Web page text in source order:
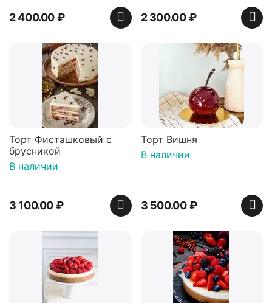
2 400.00₽ 2 300.00 ₽
Торт Фисташковый с
брусникой
В наличии
3 100.00₽
Торт Вишня
В наличии
3 500.00 ₽